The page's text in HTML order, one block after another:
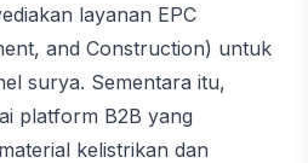
layanan EPC
and Construction) untuk
surya. Sementara itu,
platform B2B yang
kelistrikan dan